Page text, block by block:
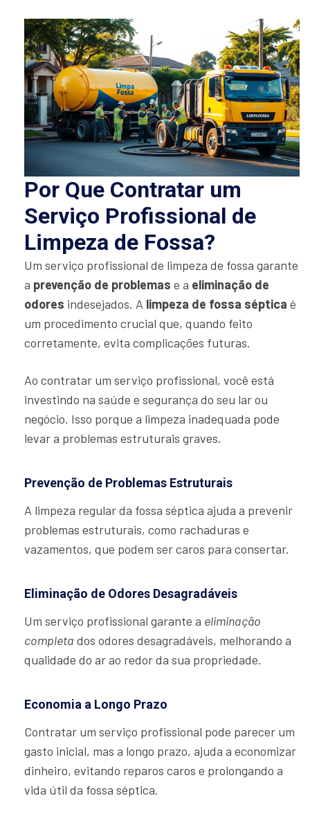
Por Que Contratar um
Serviço Profissional de
Limpeza de Fossa?
Um serviço profissional de limpeza de fossa garante
a prevenção de problemas e a eliminação de
odores indesejados. A limpeza de fossa séptica é
um procedimento crucial que, quando feito
corretamente, evita complicações futuras.
Ao contratar um serviço profissional, você está
investindo na saúde e segurança do seu lar ou
negócio. Isso porque a limpeza inadequada pode
levar a problemas estruturais graves.
Prevenção de Problemas Estruturais
A limpeza regular da fossa séptica ajuda a prevenir
problemas estruturais, como rachaduras e
vazamentos, que podem ser caros para consertar.
Eliminação de Odores Desagradáveis
Um serviço profissional garante a eliminação
completa dos odores desagradáveis, melhorando a
qualidade do ar ao redor da sua propriedade.
Economia a Longo Prazo
Contratar um serviço profissional pode parecer um
gasto inicial, mas a longo prazo, ajuda a economizar
dinheiro, evitando reparos caros e prolongando a
vida útil da fossa séptica.